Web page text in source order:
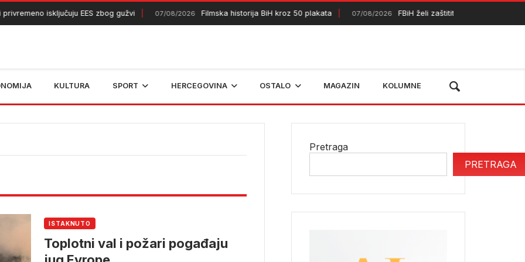
isključuju EES zbog gužvi 07/08/2026 Filmska historija BiH kroz 50 plakata 07/08/2026 FBiH želi zaštititi dodatnih 50.000
KULTURA SPORT HERCEGOVINA OSTALO MAGAZIN KOLUMNE
ISTAKNUTO
Toplotni val i požari pogađaju
Pretraga
PRETRAGA